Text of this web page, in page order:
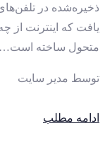
ذخیره‌شده در
یافت که اینترنت از
متحول ساخته است…
توسط مدیر سایت
ادامه مطلب